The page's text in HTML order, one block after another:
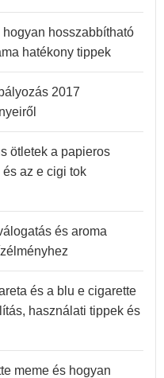
hosszabbítható
hatékony tippek
2017
ötletek a papieros
az e cigi tok
és aroma
és a blu e cigarette
használati tippek és
meme és hogyan